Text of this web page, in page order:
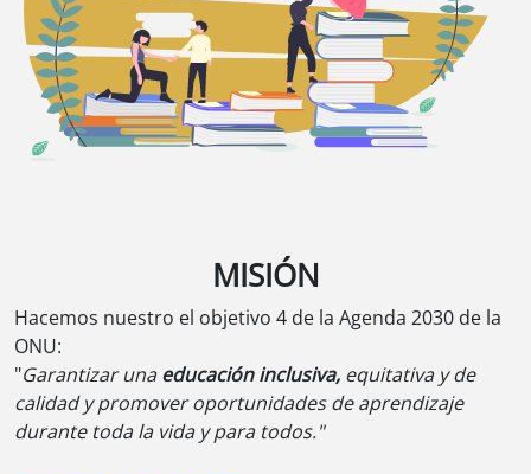
MISIÓN
Hacemos nuestro el objetivo 4 de la Agenda 2030 de la
ONU:
"Garantizar unaeducación inclusiva, equitativa y de
calidad y promover oportunidades de aprendizaje
durante toda la vida y para todos."